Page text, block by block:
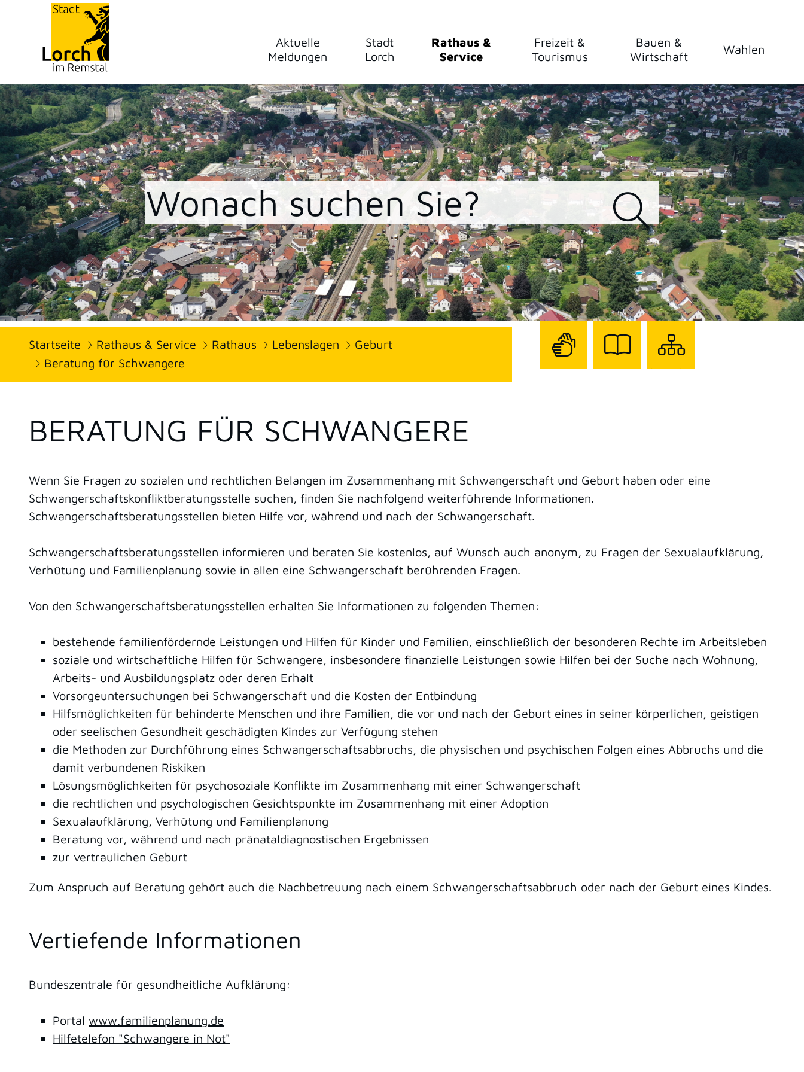
Aktuelle
Meldungen
Stadt
Lorch
Rathaus &
Service
Freizeit &
Tourismus
Bauen &
Wirtschaft
Wahlen
Startseite Rathaus & Service Rathaus Lebenslagen
Geburt
Beratung für Schwangere
BERATUNG FÜR SCHWANGERE
Wenn Sie Fragen zu sozialen und rechtlichen Belangen im Zusammenhang mit Schwangerschaft und Geburt haben oder eine
Schwangerschaftskonfliktberatungsstelle suchen, finden Sie nachfolgend weiterführende Informationen.
Schwangerschaftsberatungsstellen bieten Hilfe vor, während und nach der Schwangerschaft.
Schwangerschaftsberatungsstellen informieren und beraten Sie kostenlos, auf Wunsch auch anonym, zu Fragen der Sexualaufklärung,
Verhütung und Familienplanung sowie in allen eine Schwangerschaft berührenden Fragen.
Von den Schwangerschaftsberatungsstellen erhalten Sie Informationen zu folgenden Themen:
bestehende familienfördernde Leistungen und Hilfen für Kinder und Familien, einschließlich der besonderen Rechte im Arbeitsleben
soziale und wirtschaftliche Hilfen für Schwangere, insbesondere finanzielle Leistungen sowie Hilfen bei der Suche nach Wohnung,
Arbeits- und Ausbildungsplatz oder deren Erhalt
Vorsorgeuntersuchungen bei Schwangerschaft und die Kosten der Entbindung
Hilfsmöglichkeiten für behinderte Menschen und ihre Familien, die vor und nach der Geburt eines in seiner körperlichen, geistigen
oder seelischen Gesundheit geschädigten Kindes zur Verfügung stehen
die Methoden zur Durchführung eines Schwangerschaftsabbruchs, die physischen und psychischen Folgen eines Abbruchs und die
damit verbundenen Riskiken
Lösungsmöglichkeiten für psychosoziale Konflikte im Zusammenhang mit einer Schwangerschaft
die rechtlichen und psychologischen Gesichtspunkte im Zusammenhang mit einer Adoption
Sexualaufklärung, Verhütung und Familienplanung
Beratung vor, während und nach pränataldiagnostischen Ergebnissen
zur vertraulichen Geburt
Zum Anspruch auf Beratung gehört auch die Nachbetreuung nach einem Schwangerschaftsabbruch oder nach der Geburt eines Kindes.
Vertiefende Informationen
Bundeszentrale für gesundheitliche Aufklärung:
Portal www.familienplanung.de
Hilfetelefon "Schwangere in Not"